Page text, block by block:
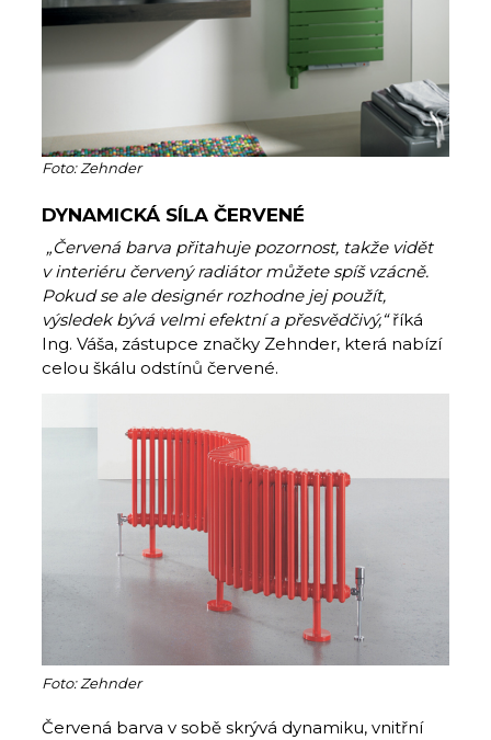
Foto: Zehnder
DYNAMICKÁ SÍLA ČERVENÉ
„Červená barva přitahuje pozornost, takže vidět
v interiéru červený radiátor můžete spíš vzácně.
Pokud se ale designér rozhodne jej použít,
výsledek bývá velmi efektní a přesvědčivý,“říká
Ing. Váša, zástupce značky Zehnder, která nabízí
celou škálu odstínů červené.
Foto: Zehnder
Červená barva v sobě skrývá dynamiku, vnitřní